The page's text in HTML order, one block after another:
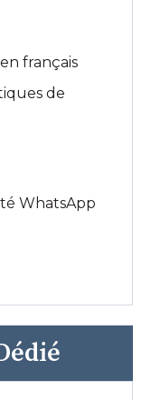
français
de
WhatsApp